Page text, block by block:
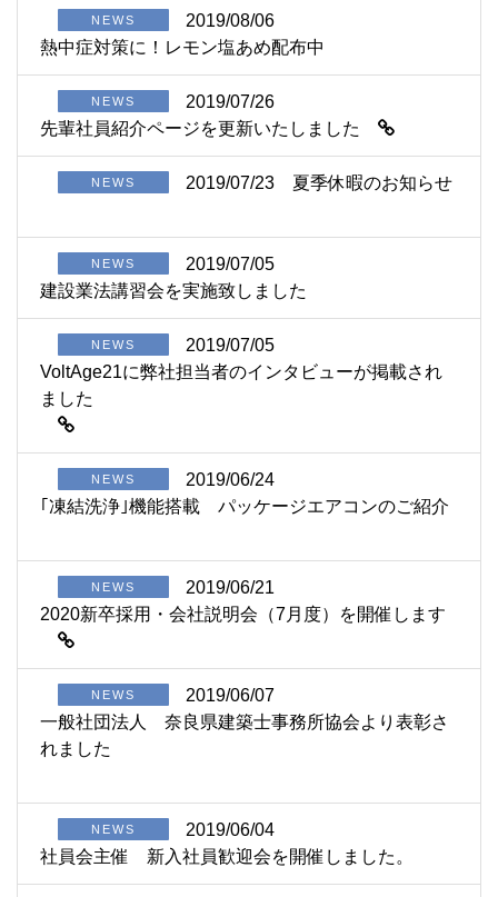
NEWS
2019/08/06
熱中症対策に！レモン塩あめ配布中
NEWS
2019/07/26
先輩社員紹介ページを更新いたしました
NEWS 2019/07/23 夏季休暇のお知らせ
NEWS
2019/07/05
建設業法講習会を実施致しました
NEWS
2019/07/05
VoltAge21に弊社担当者のインタビューが掲載され
ました
NEWS
2019/06/24
｢凍結洗浄｣機能搭載 パッケージエアコンのご紹介
NEWS
2019/06/21
2020新卒採用・会社説明会（7月度）を開催します
NEWS
2019/06/07
一般社団法人 奈良県建築士事務所協会より表彰さ
れました
NEWS
2019/06/04
社員会主催 新入社員歓迎会を開催しました。